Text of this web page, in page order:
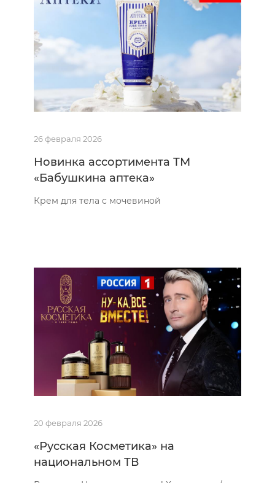
26 февраля 2026
Новинка ассортимента ТМ
«Бабушкина аптека»
Крем для тела с мочевиной
20 февраля 2026
«Русская Косметика» на
национальном ТВ